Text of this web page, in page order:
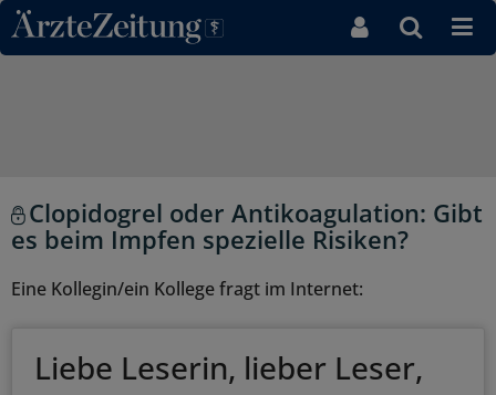
Direkt zum Inhaltsbereich
Clopidogrel oder Antikoagulation: Gibt
es beim Impfen spezielle Risiken?
Eine Kollegin/ein Kollege fragt im Internet:
Liebe Leserin, lieber Leser,